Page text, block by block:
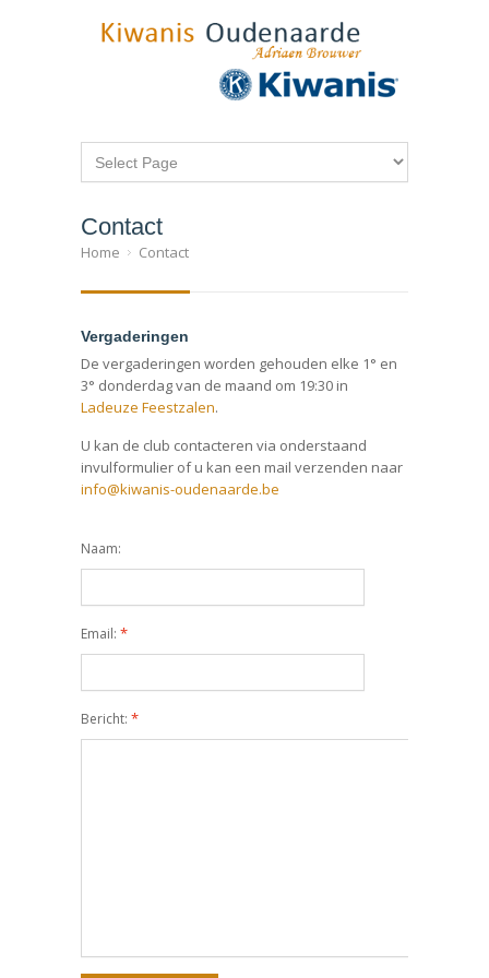
Contact
Home Contact
Vergaderingen
De vergaderingen worden gehouden elke 1° en
3° donderdag van de maand om 19:30 in
Ladeuze Feestzalen.
U kan de club contacteren via onderstaand
invulformulier of u kan een mail verzenden naar
info@kiwanis-oudenaarde.be
Naam:
Email: *
Bericht: *